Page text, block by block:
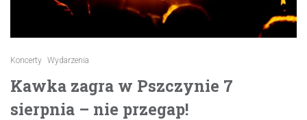
Koncerty Wydarzenia
Kawka zagra w Pszczynie 7
sierpnia – nie przegap!